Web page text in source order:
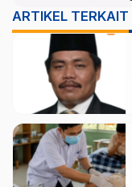
ARTIKEL TERKAIT